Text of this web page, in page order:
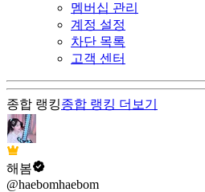
멤버십 관리
계정 설정
차단 목록
고객 센터
종합 랭킹종합 랭킹 더보기
해봄
@haebomhaebom